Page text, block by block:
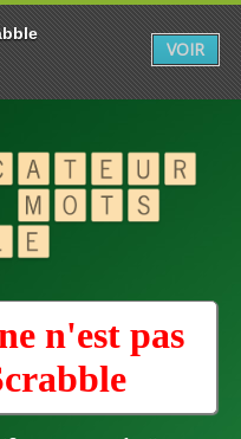
n'est pas
VOIR